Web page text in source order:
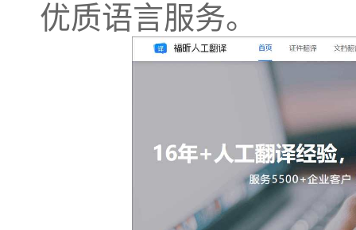
优质语言服务。